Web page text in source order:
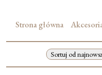
Blog
Moje konto
Strona główna